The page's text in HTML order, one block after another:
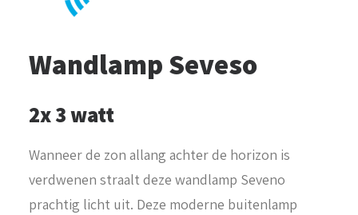
Wandlamp Seveso
2x 3 watt
Wanneer de zon allang achter de horizon is
verdwenen straalt deze wandlamp Seveno
prachtig licht uit. Deze moderne buitenlamp